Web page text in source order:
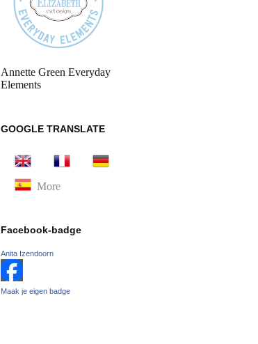
Annette Green Everyday
Elements
GOOGLE TRANSLATE
More
Facebook-badge
Anita Izendoorn
Maak je eigen badge